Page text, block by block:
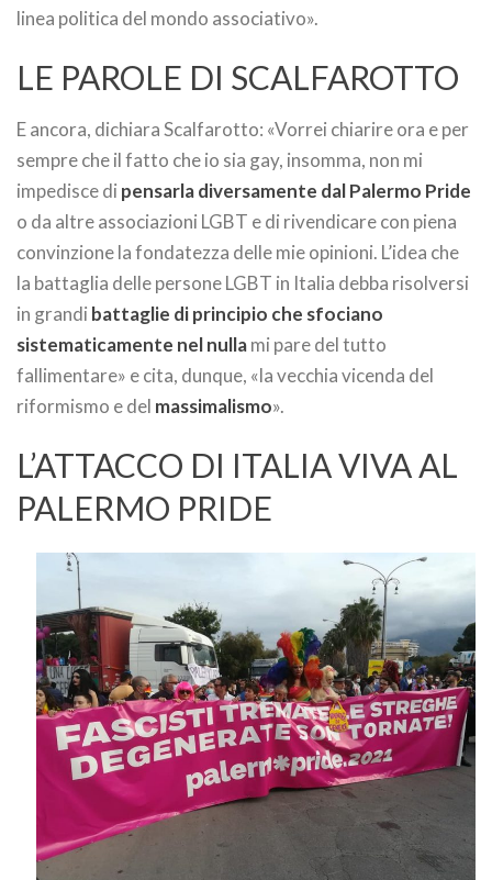
linea politica del mondo associativo».
LE PAROLE DI SCALFAROTTO
E ancora, dichiara Scalfarotto: «Vorrei chiarire ora e per
sempre che il fatto che io sia gay, insomma, non mi
impedisce di pensarla diversamente dal Palermo Pride
o da altre associazioni LGBT e di rivendicare con piena
convinzione la fondatezza delle mie opinioni. L’idea che
la battaglia delle persone LGBT in Italia debba risolversi
in grandi battaglie di principio che sfociano
sistematicamente nel nullami pare del tutto
fallimentare» e cita, dunque, «la vecchia vicenda del
riformismo e del massimalismo».
L’ATTACCO DI ITALIA VIVA AL
PALERMO PRIDE